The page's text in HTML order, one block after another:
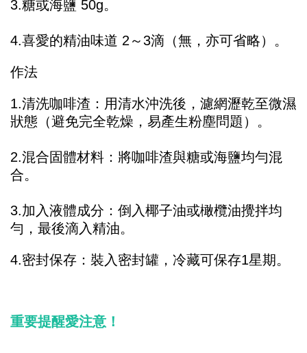
3.糖或海鹽 50g。
4.喜愛的精油味道 2～3滴（無，亦可省略）。
作法
1.清洗咖啡渣：用清水沖洗後，濾網瀝乾至微濕
狀態（避免完全乾燥，易產生粉塵問題）。
2.混合固體材料：將咖啡渣與糖或海鹽均勻混
合。
3.加入液體成分：倒入椰子油或橄欖油攪拌均
勻，最後滴入精油。
4.密封保存：裝入密封罐，冷藏可保存1星期。
重要提醒愛注意！